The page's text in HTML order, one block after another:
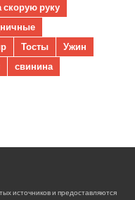
скорую руку
Тосты
Ужин
свинина
источников и предоставляются